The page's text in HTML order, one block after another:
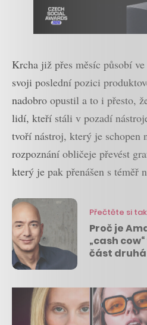
Krcha již přes měsíc působí
svoji poslední pozici
nadobro opustil a to i přesto,
lidí, kteří stáli v pozadí
tvoří nástroj, který je schopen
rozpoznání obličeje převést
který je pak přenášen s téměř
Přečtěte si
Proč je
„cash
část druhá